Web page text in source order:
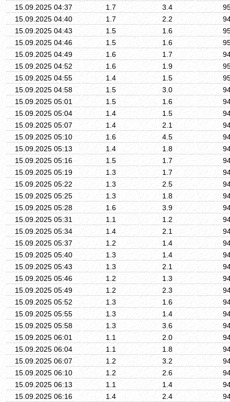
15.09.2025 04:37
1.7 3.4
15.09.2025 04:40
1.7 2.2
15.09.2025 04:43
1.5 1.6
15.09.2025 04:46
1.5 1.6
15.09.2025 04:49
1.6 1.7
15.09.2025 04:52
1.6 1.9
15.09.2025 04:55
1.4 1.5
15.09.2025 04:58
1.5 3.0
15.09.2025 05:01
1.5 1.6
15.09.2025 05:04
1.4 1.5
15.09.2025 05:07
1.4 2.1
15.09.2025 05:10
1.6 4.5
15.09.2025 05:13
1.4 1.8
15.09.2025 05:16
1.5 1.7
15.09.2025 05:19
1.3 1.7
15.09.2025 05:22
1.3 2.5
15.09.2025 05:25
1.3 1.8
15.09.2025 05:28
1.6 3.9
15.09.2025 05:31
1.1 1.2
15.09.2025 05:34
1.4 2.1
15.09.2025 05:37
1.2 1.4
15.09.2025 05:40
1.3 1.4
15.09.2025 05:43
1.3 2.1
15.09.2025 05:46
1.2 1.3
15.09.2025 05:49
1.2 2.3
15.09.2025 05:52
1.3 1.6
15.09.2025 05:55
1.3 1.4
15.09.2025 05:58
1.3 3.6
15.09.2025 06:01
1.1 2.0
15.09.2025 06:04
1.1 1.8
15.09.2025 06:07
1.2 3.2
15.09.2025 06:10
1.2 2.6
15.09.2025 06:13
1.1 1.4
15.09.2025 06:16
1.4 2.4